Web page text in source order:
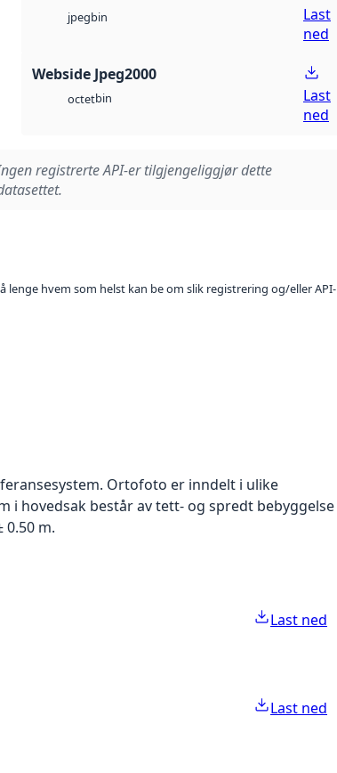
jpegbin
Last
ned
Webside Jpeg2000
octetbin
Last
ned
registrerte API-er tilgjengeliggjør dette
hvem som helst kan be om slik registrering og/eller API-
Ortofoto er inndelt i ulike
hovedsak består av tett- og spredt bebyggelse
0.50 m.
Last ned
Last ned